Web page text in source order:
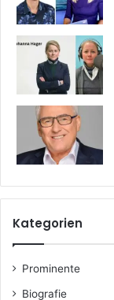
Kategorien
Prominente
Biografie